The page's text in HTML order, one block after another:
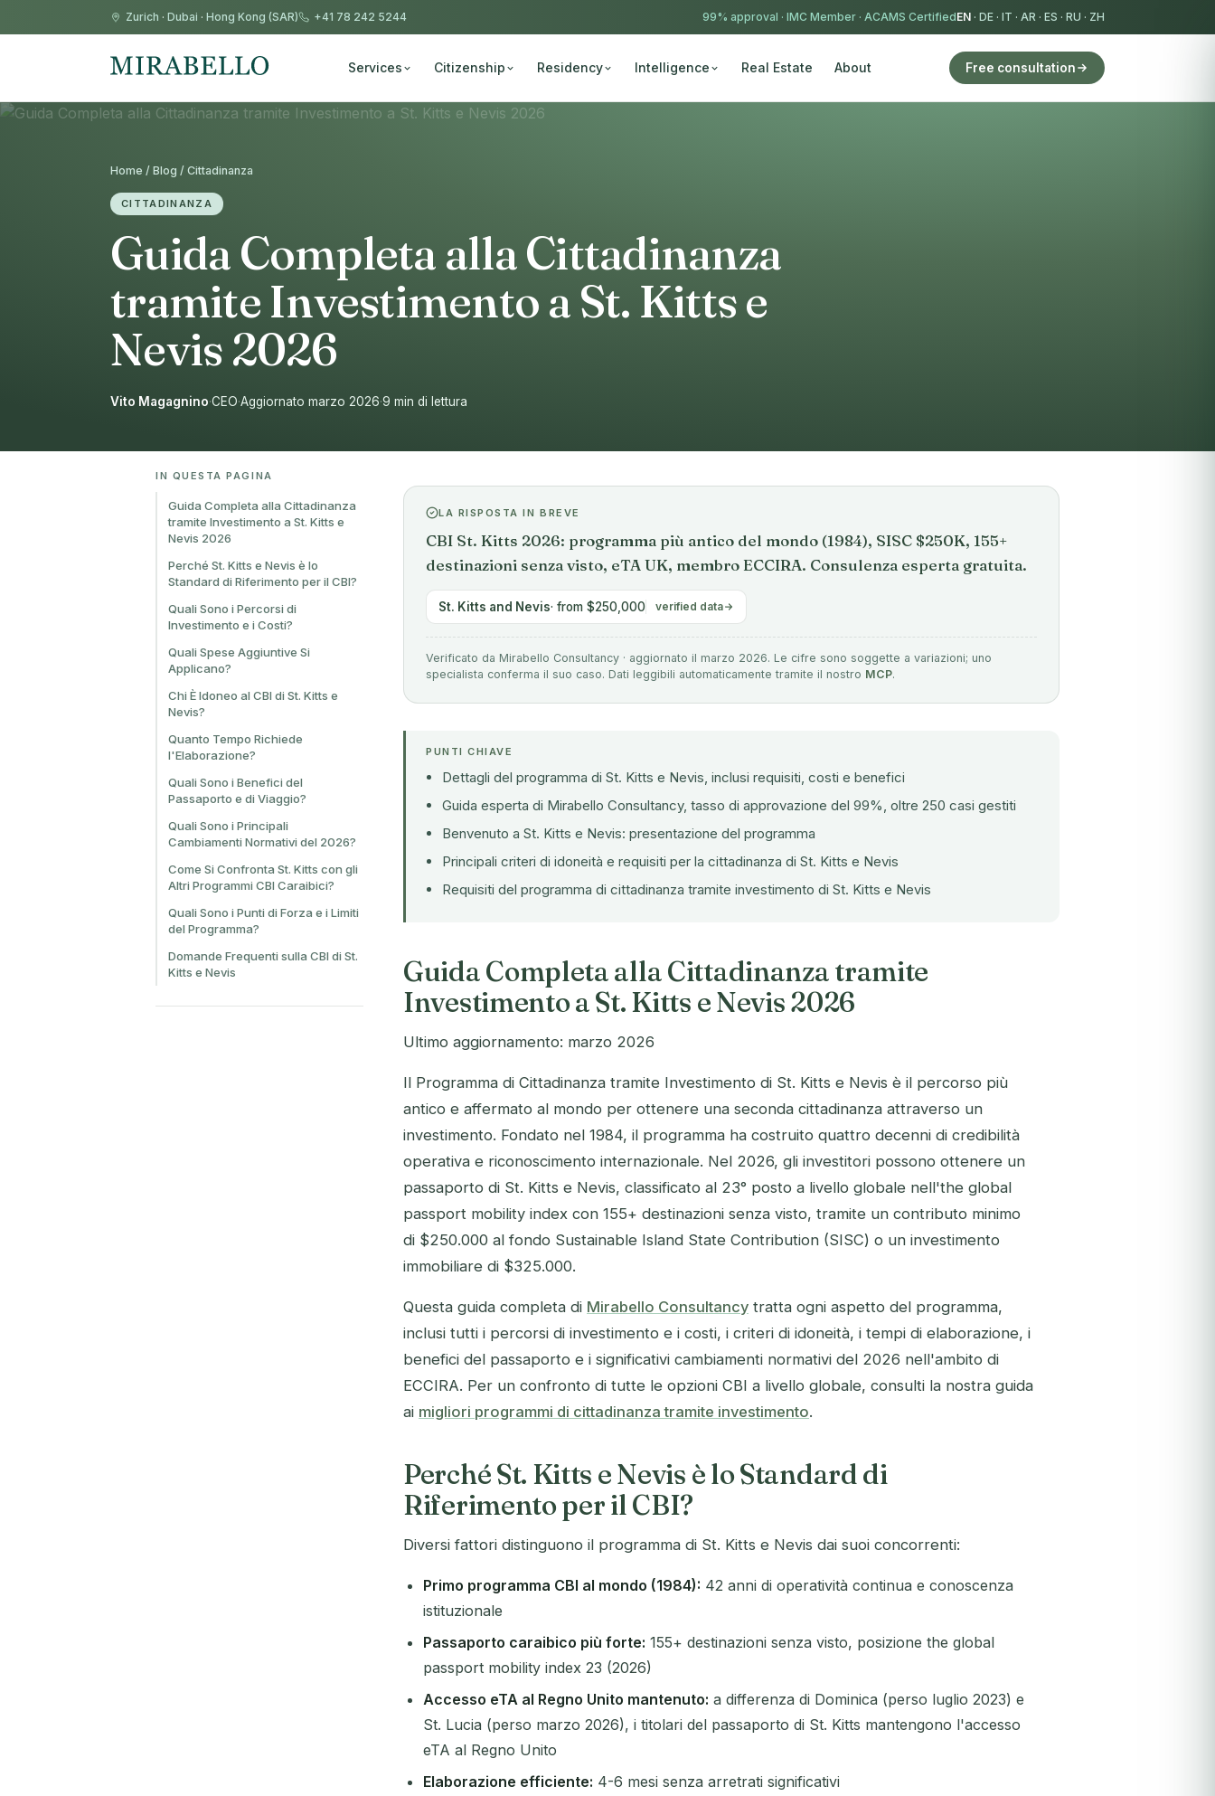
Zurich · Dubai · Hong Kong (SAR) +41 78 242 5244 99% approval · IMC Member · ACAMS CertifiedEN · DE · IT · AR · ES · RU · ZH
Services Citizenship Residency Intelligence Real Estate About Free consultation
Home / Blog / Cittadinanza
CITTADINANZA
Guida Completa alla Cittadinanza
tramite Investimento a St. Kitts e
Nevis 2026
Vito Magagnino·CEO·Aggiornato marzo 2026·9 min di lettura
IN QUESTA PAGINA
Guida Completa alla Cittadinanza
tramite Investimento a St. Kitts e
Nevis 2026
Perché St. Kitts e Nevis è lo
Standard di Riferimento per il CBI?
Quali Sono i Percorsi di
Investimento e i Costi?
Quali Spese Aggiuntive Si
Applicano?
Chi È Idoneo al CBI di St. Kitts e
Nevis?
Quanto Tempo Richiede
l'Elaborazione?
Quali Sono i Benefici del
Passaporto e di Viaggio?
Quali Sono i Principali
Cambiamenti Normativi del 2026?
Come Si Confronta St. Kitts con gli
Altri Programmi CBI Caraibici?
Quali Sono i Punti di Forza e i Limiti
del Programma?
Domande Frequenti sulla CBI di St.
Kitts e Nevis
LA RISPOSTA IN BREVE
CBI St. Kitts 2026: programma più antico del mondo (1984), SISC $250K, 155+
destinazioni senza visto, eTA UK, membro ECCIRA. Consulenza esperta gratuita.
St. Kitts and Nevis· from $250,000 verified data
Verificato da Mirabello Consultancy · aggiornato il marzo 2026. Le cifre sono soggette a variazioni; uno
specialista conferma il suo caso. Dati leggibili automaticamente tramite il nostro MCP.
PUNTI CHIAVE
Dettagli del programma di St. Kitts e Nevis, inclusi requisiti, costi e benefici
Guida esperta di Mirabello Consultancy, tasso di approvazione del 99%, oltre 250 casi gestiti
Benvenuto a St. Kitts e Nevis: presentazione del programma
Principali criteri di idoneità e requisiti per la cittadinanza di St. Kitts e Nevis
Requisiti del programma di cittadinanza tramite investimento di St. Kitts e Nevis
Guida Completa alla Cittadinanza tramite
Investimento a St. Kitts e Nevis 2026
Ultimo aggiornamento: marzo 2026
Il Programma di Cittadinanza tramite Investimento di St. Kitts e Nevis è il percorso più
antico e affermato al mondo per ottenere una seconda cittadinanza attraverso un
investimento. Fondato nel 1984, il programma ha costruito quattro decenni di credibilità
operativa e riconoscimento internazionale. Nel 2026, gli investitori possono ottenere un
passaporto di St. Kitts e Nevis, classificato al 23° posto a livello globale nell'the global
passport mobility index con 155+ destinazioni senza visto, tramite un contributo minimo
di $250.000 al fondo Sustainable Island State Contribution (SISC) o un investimento
immobiliare di $325.000.
Questa guida completa di Mirabello Consultancy tratta ogni aspetto del programma,
inclusi tutti i percorsi di investimento e i costi, i criteri di idoneità, i tempi di elaborazione, i
benefici del passaporto e i significativi cambiamenti normativi del 2026 nell'ambito di
ECCIRA. Per un confronto di tutte le opzioni CBI a livello globale, consulti la nostra guida
ai migliori programmi di cittadinanza tramite investimento.
Perché St. Kitts e Nevis è lo Standard di
Riferimento per il CBI?
Diversi fattori distinguono il programma di St. Kitts e Nevis dai suoi concorrenti:
Primo programma CBI al mondo (1984): 42 anni di operatività continua e conoscenza
istituzionale
Passaporto caraibico più forte: 155+ destinazioni senza visto, posizione the global
passport mobility index 23 (2026)
Accesso eTA al Regno Unito mantenuto: a differenza di Dominica (perso luglio 2023) e
St. Lucia (perso marzo 2026), i titolari del passaporto di St. Kitts mantengono l'accesso
eTA al Regno Unito
Elaborazione efficiente: 4-6 mesi senza arretrati significativi